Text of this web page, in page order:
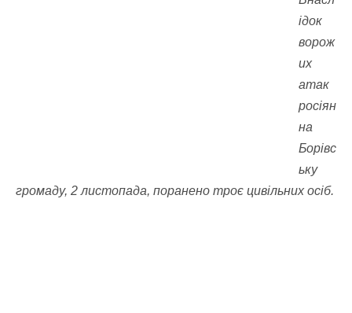
ідок
ворож
их
атак
росіян
на
Борівс
ьку
громаду, 2 листопада, поранено троє цивільних осіб.